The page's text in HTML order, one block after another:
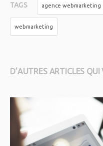
TAGS agence webmarketing
webmarketing
D’AUTRES ARTICLES